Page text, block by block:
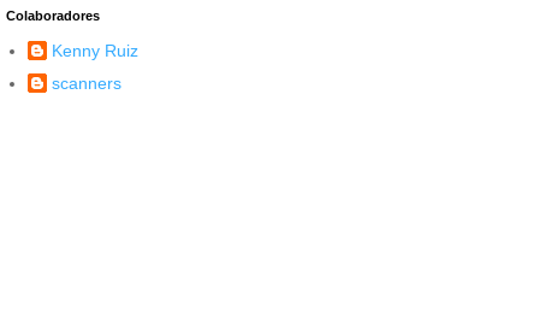
Colaboradores
Kenny Ruiz
scanners